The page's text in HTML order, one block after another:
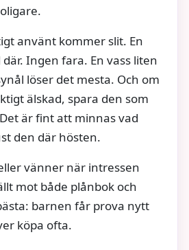
använt kommer slit. En
Ingen fara. En vass liten
löser det mesta. Och om
älskad, spara den som
är fint att minnas vad
den där hösten.
vänner när intressen
mot både plånbok och
barnen får prova nytt
köpa ofta.